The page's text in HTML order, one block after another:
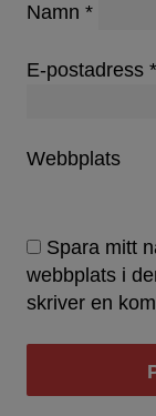
Namn *
E-postadress *
Webbplats
Spara mitt
webbplats i
skriver en